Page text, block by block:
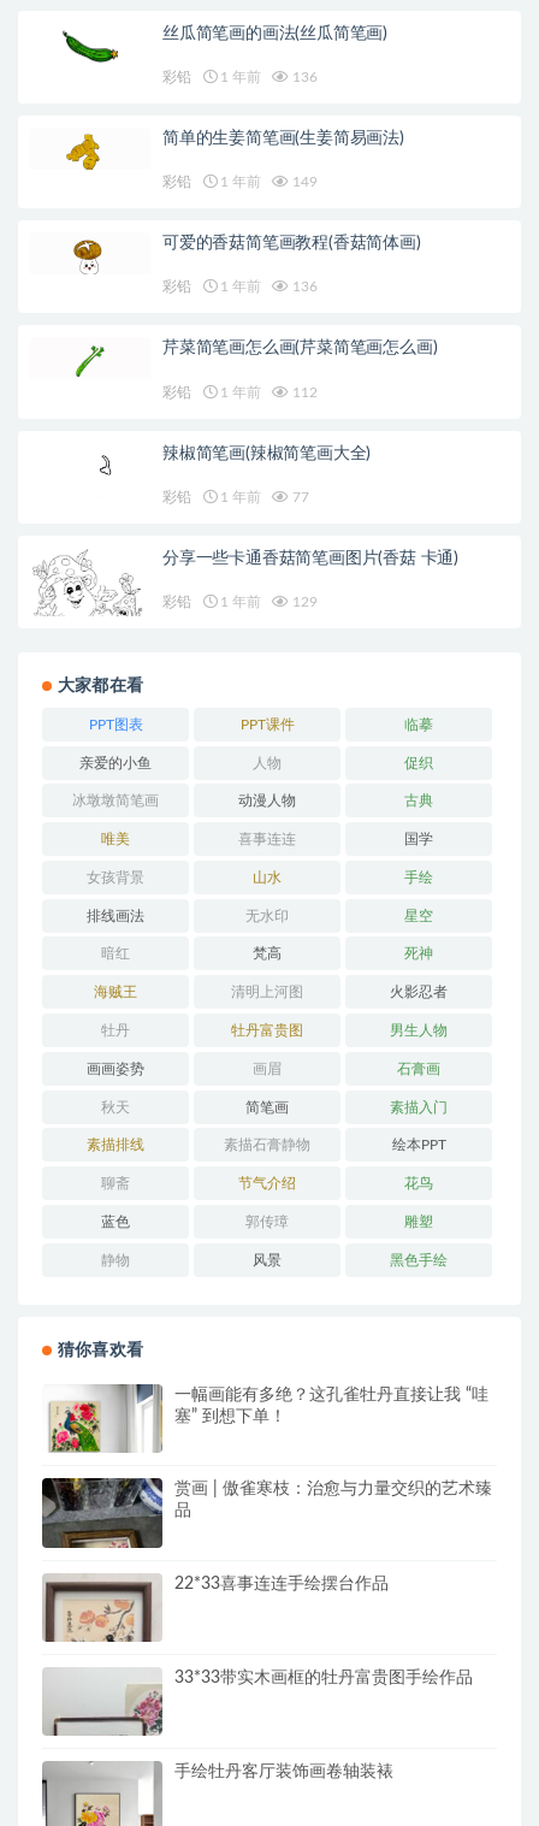
丝瓜简笔画的画法(丝瓜简笔画)
彩铅 1 年前 136
简单的生姜简笔画(生姜简易画法)
彩铅 1 年前 149
可爱的香菇简笔画教程(香菇简体画)
彩铅 1 年前 136
芹菜简笔画怎么画(芹菜简笔画怎么画)
彩铅 1 年前 112
辣椒简笔画(辣椒简笔画大全)
彩铅 1 年前 77
分享一些卡通香菇简笔画图片(香菇 卡通)
彩铅 1 年前 129
大家都在看
PPT图表 PPT课件 临摹
亲爱的小鱼 人物 促织
冰墩墩简笔画 动漫人物 古典
唯美 喜事连连 国学
女孩背景 山水 手绘
排线画法 无水印 星空
暗红 梵高 死神
海贼王 清明上河图 火影忍者
牡丹 牡丹富贵图 男生人物
画画姿势 画眉 石膏画
秋天 简笔画 素描入门
素描排线 素描石膏静物 绘本PPT
聊斋 节气介绍 花鸟
蓝色 郭传璋 雕塑
静物 风景 黑色手绘
猜你喜欢看
一幅画能有多绝？这孔雀牡丹直接让我 “哇
塞” 到想下单！
赏画 | 傲雀寒枝：治愈与力量交织的艺术臻
品
22*33喜事连连手绘摆台作品
33*33带实木画框的牡丹富贵图手绘作品
手绘牡丹客厅装饰画卷轴装裱